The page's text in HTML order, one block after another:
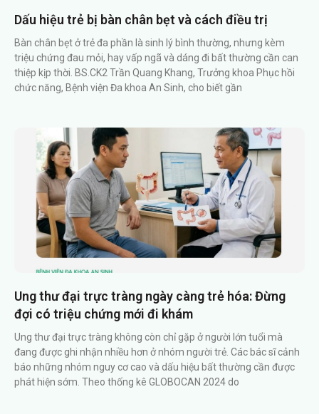
Dấu hiệu trẻ bị bàn chân bẹt và cách điều trị
Bàn chân bẹt ở trẻ đa phần là sinh lý bình thường, nhưng kèm
triệu chứng đau mỏi, hay vấp ngã và dáng đi bất thường cần can
thiệp kịp thời. BS.CK2 Trần Quang Khang, Trưởng khoa Phục hồi
chức năng, Bệnh viện Đa khoa An Sinh, cho biết gần
Ung thư đại trực tràng ngày càng trẻ hóa: Đừng
đợi có triệu chứng mới đi khám
Ung thư đại trực tràng không còn chỉ gặp ở người lớn tuổi mà
đang được ghi nhận nhiều hơn ở nhóm người trẻ. Các bác sĩ cảnh
báo những nhóm nguy cơ cao và dấu hiệu bất thường cần được
phát hiện sớm. Theo thống kê GLOBOCAN 2024 do